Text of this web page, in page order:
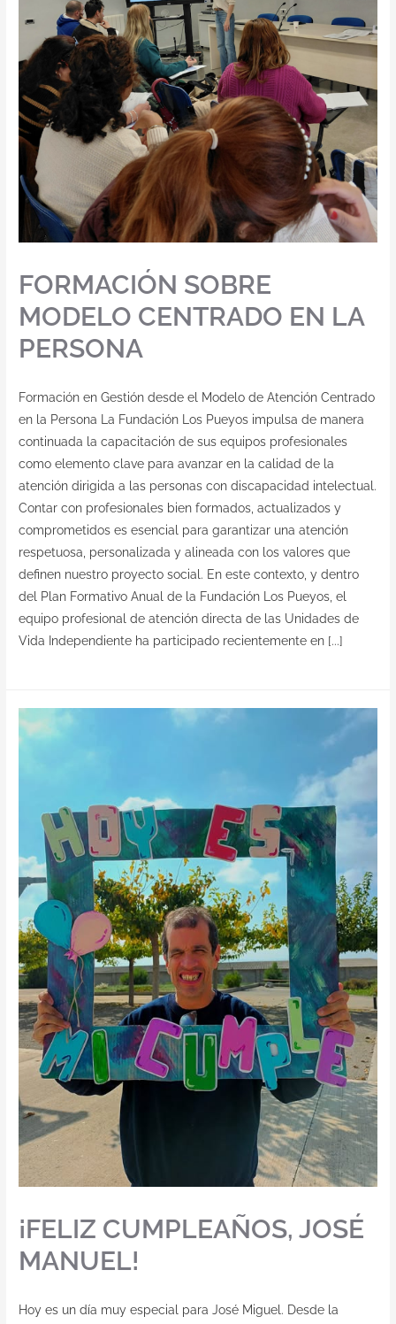
Contacto
FORMACIÓN SOBRE
MODELO CENTRADO EN LA
PERSONA
Formación en Gestión desde el Modelo de Atención Centrado
en la Persona La Fundación Los Pueyos impulsa de manera
continuada la capacitación de sus equipos profesionales
como elemento clave para avanzar en la calidad de la
atención dirigida a las personas con discapacidad intelectual.
Contar con profesionales bien formados, actualizados y
comprometidos es esencial para garantizar una atención
respetuosa, personalizada y alineada con los valores que
definen nuestro proyecto social. En este contexto, y dentro
del Plan Formativo Anual de la Fundación Los Pueyos, el
equipo profesional de atención directa de las Unidades de
Vida Independiente ha participado recientemente en [...]
¡FELIZ CUMPLEAÑOS, JOSÉ
MANUEL!
Hoy es un día muy especial para José Miguel. Desde la